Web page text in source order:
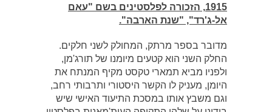
1915, הזכורה לפלסטינים בשם "עאם
אל-ג'רד", "שנת הארבה".
מדובר בספר מרתק, המחולק לשני חלקים.
החלק השני הוא קטעים מיומנו של תורג'מן,
ולפניו מביא תמארי טקסט מקיף המנתח את
היומן, מעניק לו הקשר היסטורי ותרבותי רחב,
וגם משבץ אותו במסכת התיעוד האישי שיש